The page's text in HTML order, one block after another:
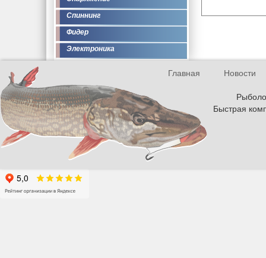
Спиннинг
Фидер
Электроника
Главная
Новости
Быстрая